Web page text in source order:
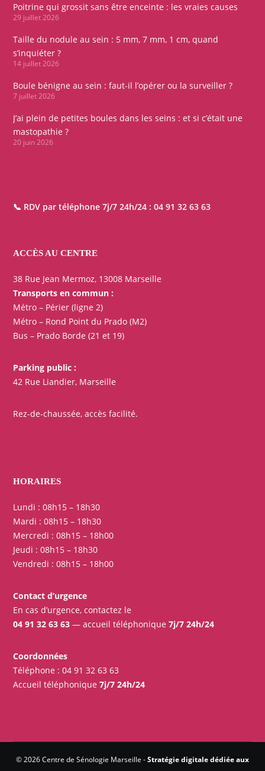
Poitrine qui grossit sans être enceinte : les vraies causes
29 juillet 2026
Taille du nodule au sein : 5 mm, 7 mm, 1 cm, quand
s’inquiéter ?
14 juillet 2026
Boule bénigne au sein : faut-il l’opérer ou la surveiller ?
7 juillet 2026
J’ai plein de petites boules dans les seins : et si c’était une
mastopathie ?
20 juin 2026
📞 RDV par téléphone 7j/7 24h/24 : 04 91 32 63 63
ACCÈS AU CENTRE
38 Rue Jean Mermoz, 13008 Marseille
Transports en commun :
Métro – Périer (ligne 2)
Métro – Rond Point du Prado (M2)
Bus – Prado Borde (21 et 19)
Parking public :
42 Rue Liandier, Marseille
Rez-de-chaussée, accès facilité.
HORAIRES
Lundi : 08h15 – 18h30
Mardi : 08h15 – 18h30
Mercredi : 08h15 – 18h00
Jeudi : 08h15 – 18h30
Vendredi : 08h15 – 18h00
Contact d’urgence
En cas d’urgence, contactez le
04 91 32 63 63 — accueil téléphonique7j/7 24h/24
Coordonnées
Téléphone :04 91 32 63 63
Accueil téléphonique7j/7 24h/24
© 2026 Centre de Sénologie Marseille -Stratégie digitale dédiée aux